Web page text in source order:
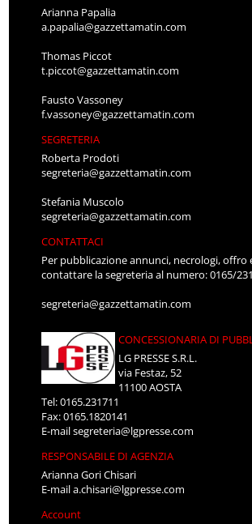
Arianna Papalia
a.papalia@gazzettamatin.com
Thomas Piccot
t.piccot@gazzettamatin.com
Fausto Vassoney
f.vassoney@gazzettamatin.com
SEGRETERIA
Roberta Prodoti
segreteria@gazzettamatin.com
Stefania Muscolo
segreteria@gazzettamatin.com
CONTATTACI
Per pubblicazione annunci, necrologi, offro
contattare la segreteria al numero: 0165/
segreteria@gazzettamatin.com
CONCESSIONARIA DI
LG PRESSE S.R.L.
via Festaz, 52
11100 AOSTA
Tel: 0165.231711
Fax: 0165.1820141
E-mailsegreteria@lgpresse.com
RESPONSABILE DI AGENZIA
Arianna Gori Chisari
E-maila.chisari@lgpresse.com
Account